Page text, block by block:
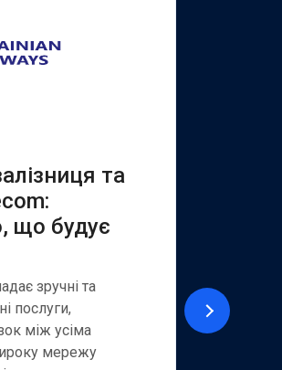
та
що будує
зручні та
послуги,
між усіма
мережу
надає
як для